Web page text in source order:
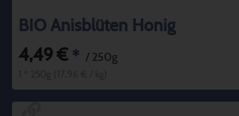
BIO Anisblüten Honig
4,49 € * / 250g